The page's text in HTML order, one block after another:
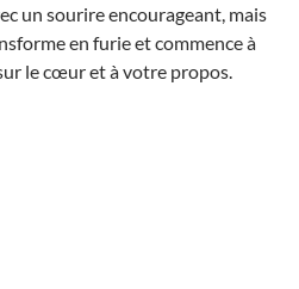
un sourire encourageant, mais
en furie et commence à
le cœur et à votre propos.